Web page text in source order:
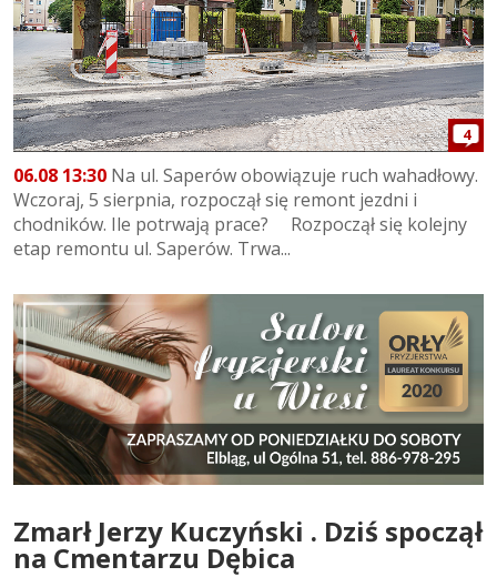
4
06.08 13:30 Na ul. Saperów obowiązuje ruch wahadłowy.
Wczoraj, 5 sierpnia, rozpoczął się remont jezdni i
chodników. Ile potrwają prace? Rozpoczął się kolejny
etap remontu ul. Saperów. Trwa...
Zmarł Jerzy Kuczyński . Dziś spoczął
na Cmentarzu Dębica